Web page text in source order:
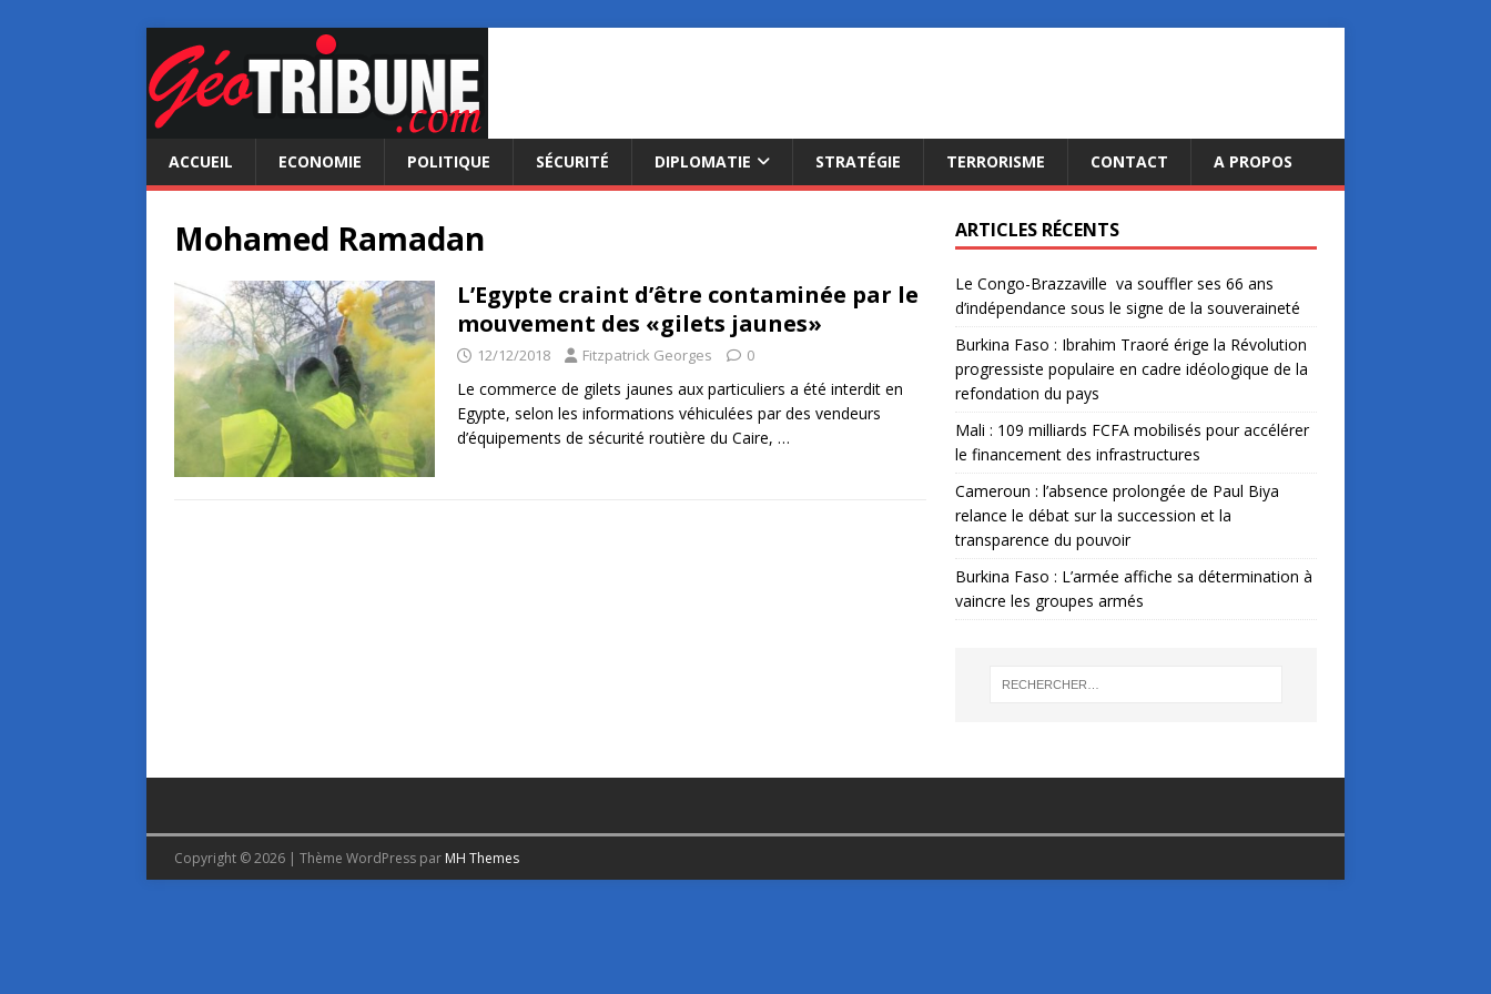
ACCUEIL ECONOMIE POLITIQUE SÉCURITÉ DIPLOMATIE STRATÉGIE TERRORISME CONTACT A PROPOS
Mohamed Ramadan
L’Egypte craint d’être contaminée par le
mouvement des «gilets jaunes»
12/12/2018 Fitzpatrick Georges 0
Le commerce de gilets jaunes aux particuliers a été interdit en
Egypte, selon les informations véhiculées par des vendeurs
d’équipements de sécurité routière du Caire, …
ARTICLES RÉCENTS
Le Congo-Brazzaville va souffler ses 66 ans
d’indépendance sous le signe de la souveraineté
Burkina Faso : Ibrahim Traoré érige la Révolution
progressiste populaire en cadre idéologique de la
refondation du pays
Mali : 109 milliards FCFA mobilisés pour accélérer
le financement des infrastructures
Cameroun : l’absence prolongée de Paul Biya
relance le débat sur la succession et la
transparence du pouvoir
Burkina Faso : L’armée affiche sa détermination à
vaincre les groupes armés
Copyright © 2026 | Thème WordPress par MH Themes